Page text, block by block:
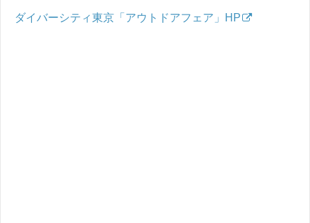
ダイバーシティ東京「アウトドアフェア」HP